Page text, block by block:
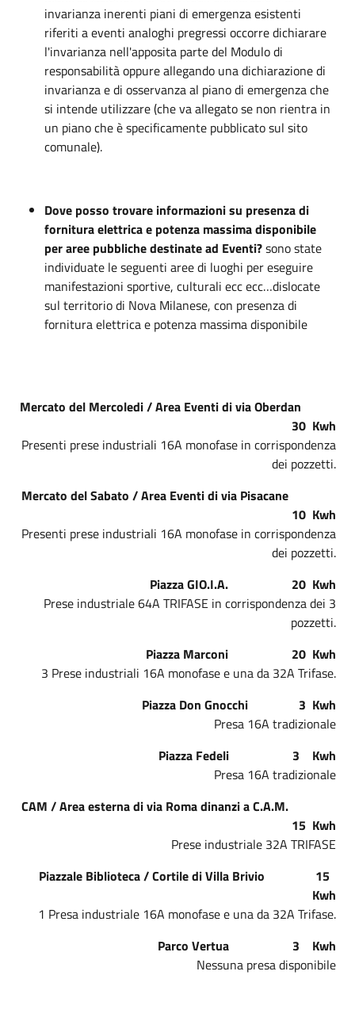
invarianza inerenti piani di emergenza esistenti
riferiti a eventi analoghi pregressi occorre dichiarare
l'invarianza nell'apposita parte del Modulo di
responsabilità oppure allegando una dichiarazione di
invarianza e di osservanza al piano di emergenza che
si intende utilizzare (che va allegato se non rientra in
un piano che è specificamente pubblicato sul sito
comunale).
Dove posso trovare informazioni su presenza di
fornitura elettrica e potenza massima disponibile
per aree pubbliche destinate ad Eventi?sono state
individuate le seguenti aree di luoghi per eseguire
manifestazioni sportive, culturali ecc ecc…dislocate
sul territorio di Nova Milanese, con presenza di
fornitura elettrica e potenza massima disponibile
Mercato del Mercoledi / Area Eventi di via Oberdan
30 Kwh
Presenti prese industriali 16A monofase in corrispondenza
dei pozzetti.
Mercato del Sabato / Area Eventi di via Pisacane
10 Kwh
Presenti prese industriali 16A monofase in corrispondenza
dei pozzetti.
Piazza GIO.I.A. 20 Kwh
Prese industriale 64A TRIFASE in corrispondenza dei 3
pozzetti.
Piazza Marconi 20 Kwh
3 Prese industriali 16A monofase e una da 32A Trifase.
Piazza Don Gnocchi 3 Kwh
Presa 16A tradizionale
Piazza Fedeli 3 Kwh
Presa 16A tradizionale
CAM / Area esterna di via Roma dinanzi a C.A.M.
15 Kwh
Prese industriale 32A TRIFASE
Piazzale Biblioteca / Cortile di Villa Brivio 15
Kwh
1 Presa industriale 16A monofase e una da 32A Trifase.
Parco Vertua 3 Kwh
Nessuna presa disponibile